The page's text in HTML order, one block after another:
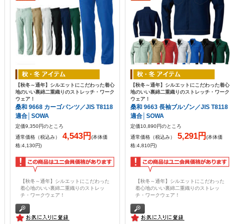
【秋冬～通年】シルエットにこだわった着心
地のいい裏綿二重織りのストレッチ・ワーク
ウェア！
桑和 9668 カーゴパンツ／JIS T8118
適合│SOWA
定価9,350円のところ
通常価格（税込み）
4,543円(本体価
格:4,130円)
【秋冬～通年】シルエットにこだわった
着心地のいい裏綿二重織りのストレッ
チ・ワークウェア！
【秋冬～通年】シルエットにこだわった着心
地のいい裏綿二重織りのストレッチ・ワーク
ウェア！
桑和 9663 長袖ブルゾン／JIS T8118
適合│SOWA
定価10,890円のところ
通常価格（税込み）
5,291円(本体価
格:4,810円)
【秋冬～通年】シルエットにこだわった
着心地のいい裏綿二重織りのストレッ
チ・ワークウェア！